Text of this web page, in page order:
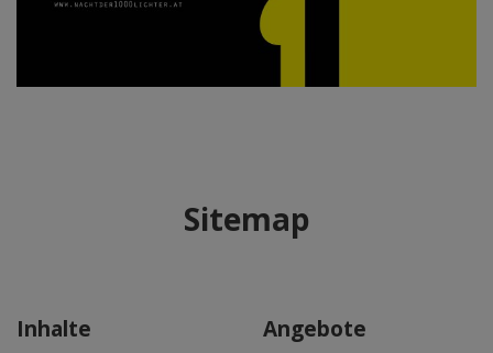
Sitemap
Inhalte Angebote